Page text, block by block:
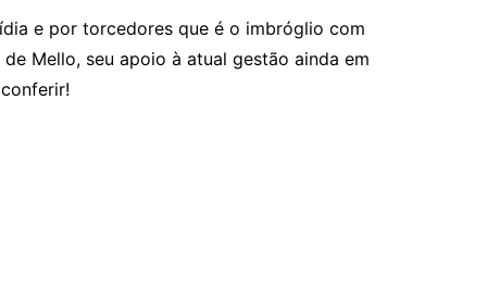
e por torcedores que é o imbróglio com
Mello, seu apoio à atual gestão ainda em